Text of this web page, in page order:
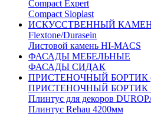
Compact Expert
Compact Sloplast
ИСКУССТВЕННЫЙ
Flextone/Durasein
Листовой камень HI-MACS
ФАСАДЫ МЕБЕЛЬНЫЕ
ФАСАДЫ СИДАК
ПРИСТЕНОЧНЫЙ БОРТИК
ПРИСТЕНОЧНЫЙ БОРТИК
Плинтус для декоров
Плинтус Rehau 4200мм